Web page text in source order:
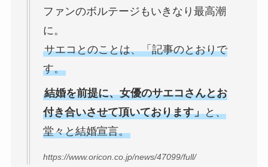
ファンのボルテージもいきなり最高潮
に。
サエコとのことは、「記事のとおりで
す。
結婚を前提に、女優のサエコさんとお
付き合いさせて頂いております」と、
堂々と結婚宣言。
https://www.oricon.co.jp/news/47099/full/